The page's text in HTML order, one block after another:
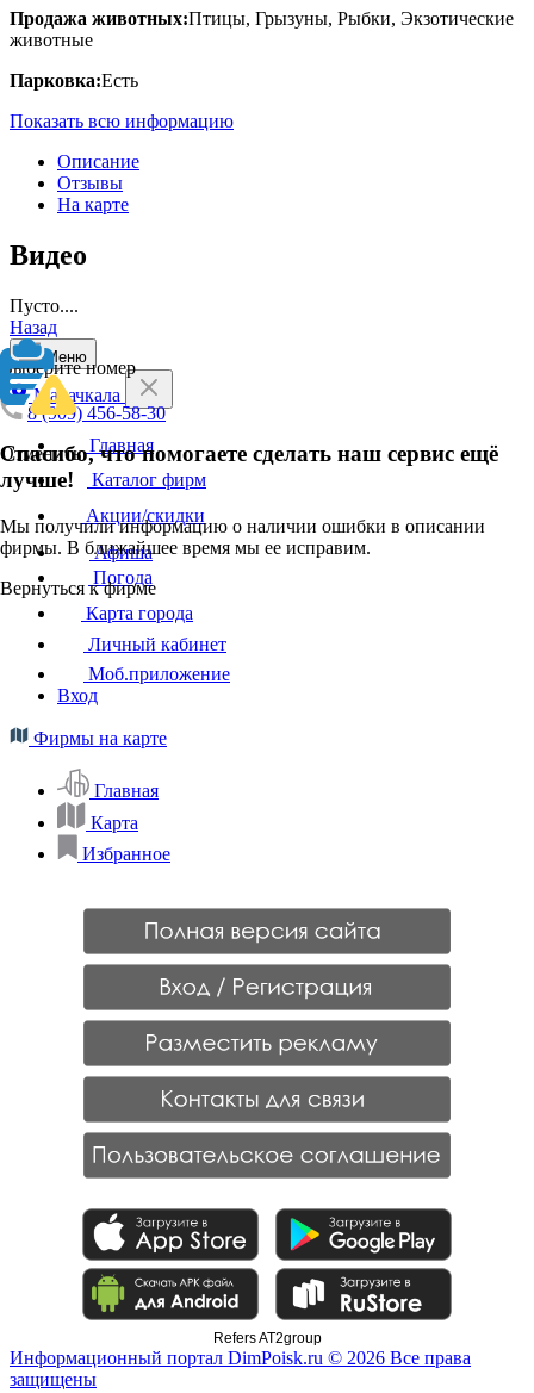
Продажа животных:Птицы, Грызуны, Рыбки, Экзотические
животные
Парковка:Есть
Показать всю информацию
Описание
Отзывы
На карте
Видео
Пусто....
Назад
Выберите номер
8 (909) 456-58-30
Отменить
Спасибо, что помогаете сделать наш сервис ещё
лучше!
Мы получили информацию о наличии ошибки в описании
фирмы. В ближайшее время мы ее исправим.
Вернуться к фирме
Меню
Махачкала
Главная
Каталог фирм
Акции/скидки
Афиша
Погода
Карта города
Личный кабинет
Моб.приложение
Вход
Фирмы на карте
Главная
Карта
Избранное
Refers AT2group
Информационный портал DimPoisk.ru © 2026 Все права
защищены